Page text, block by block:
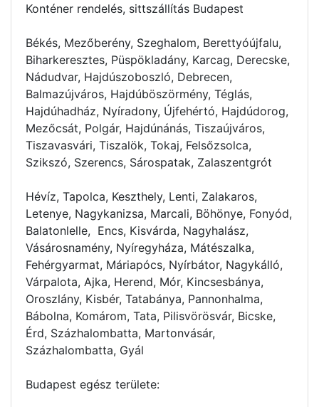
Konténer rendelés, sittszállítás Budapest
Békés, Mezőberény, Szeghalom, Berettyóújfalu,
Biharkeresztes, Püspökladány, Karcag, Derecske,
Nádudvar, Hajdúszoboszló, Debrecen,
Balmazújváros, Hajdúböszörmény, Téglás,
Hajdúhadház, Nyíradony, Újfehértó, Hajdúdorog,
Mezőcsát, Polgár, Hajdúnánás, Tiszaújváros,
Tiszavasvári, Tiszalök, Tokaj, Felsőzsolca,
Szikszó, Szerencs, Sárospatak, Zalaszentgrót
Hévíz, Tapolca, Keszthely, Lenti, Zalakaros,
Letenye, Nagykanizsa, Marcali, Böhönye, Fonyód,
Balatonlelle, Encs, Kisvárda, Nagyhalász,
Vásárosnamény, Nyíregyháza, Mátészalka,
Fehérgyarmat, Máriapócs, Nyírbátor, Nagykálló,
Várpalota, Ajka, Herend, Mór, Kincsesbánya,
Oroszlány, Kisbér, Tatabánya, Pannonhalma,
Bábolna, Komárom, Tata, Pilisvörösvár, Bicske,
Érd, Százhalombatta, Martonvásár,
Százhalombatta, Gyál
Budapest egész területe: